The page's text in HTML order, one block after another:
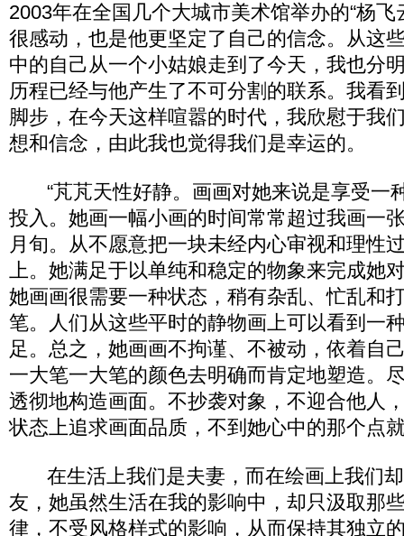
2003年在全国几个大城市美术馆举办的“杨飞
很感动，也是他更坚定了自己的信念。从这
中的自己从一个小姑娘走到了今天，我也分
历程已经与他产生了不可分割的联系。我看
脚步，在今天这样喧嚣的时代，我欣慰于我
想和信念，由此我也觉得我们是幸运的。
“芃芃天性好静。画画对她来说是享受一
投入。她画一幅小画的时间常常超过我画一
月旬。从不愿意把一块未经内心审视和理性
上。她满足于以单纯和稳定的物象来完成她
她画画很需要一种状态，稍有杂乱、忙乱和
笔。人们从这些平时的静物画上可以看到一
足。总之，她画画不拘谨、不被动，依着自
一大笔一大笔的颜色去明确而肯定地塑造。
透彻地构造画面。不抄袭对象，不迎合他人
状态上追求画面品质，不到她心中的那个点
在生活上我们是夫妻，而在绘画上我们却
友，她虽然生活在我的影响中，却只汲取那
律，不受风格样式的影响，从而保持其独立